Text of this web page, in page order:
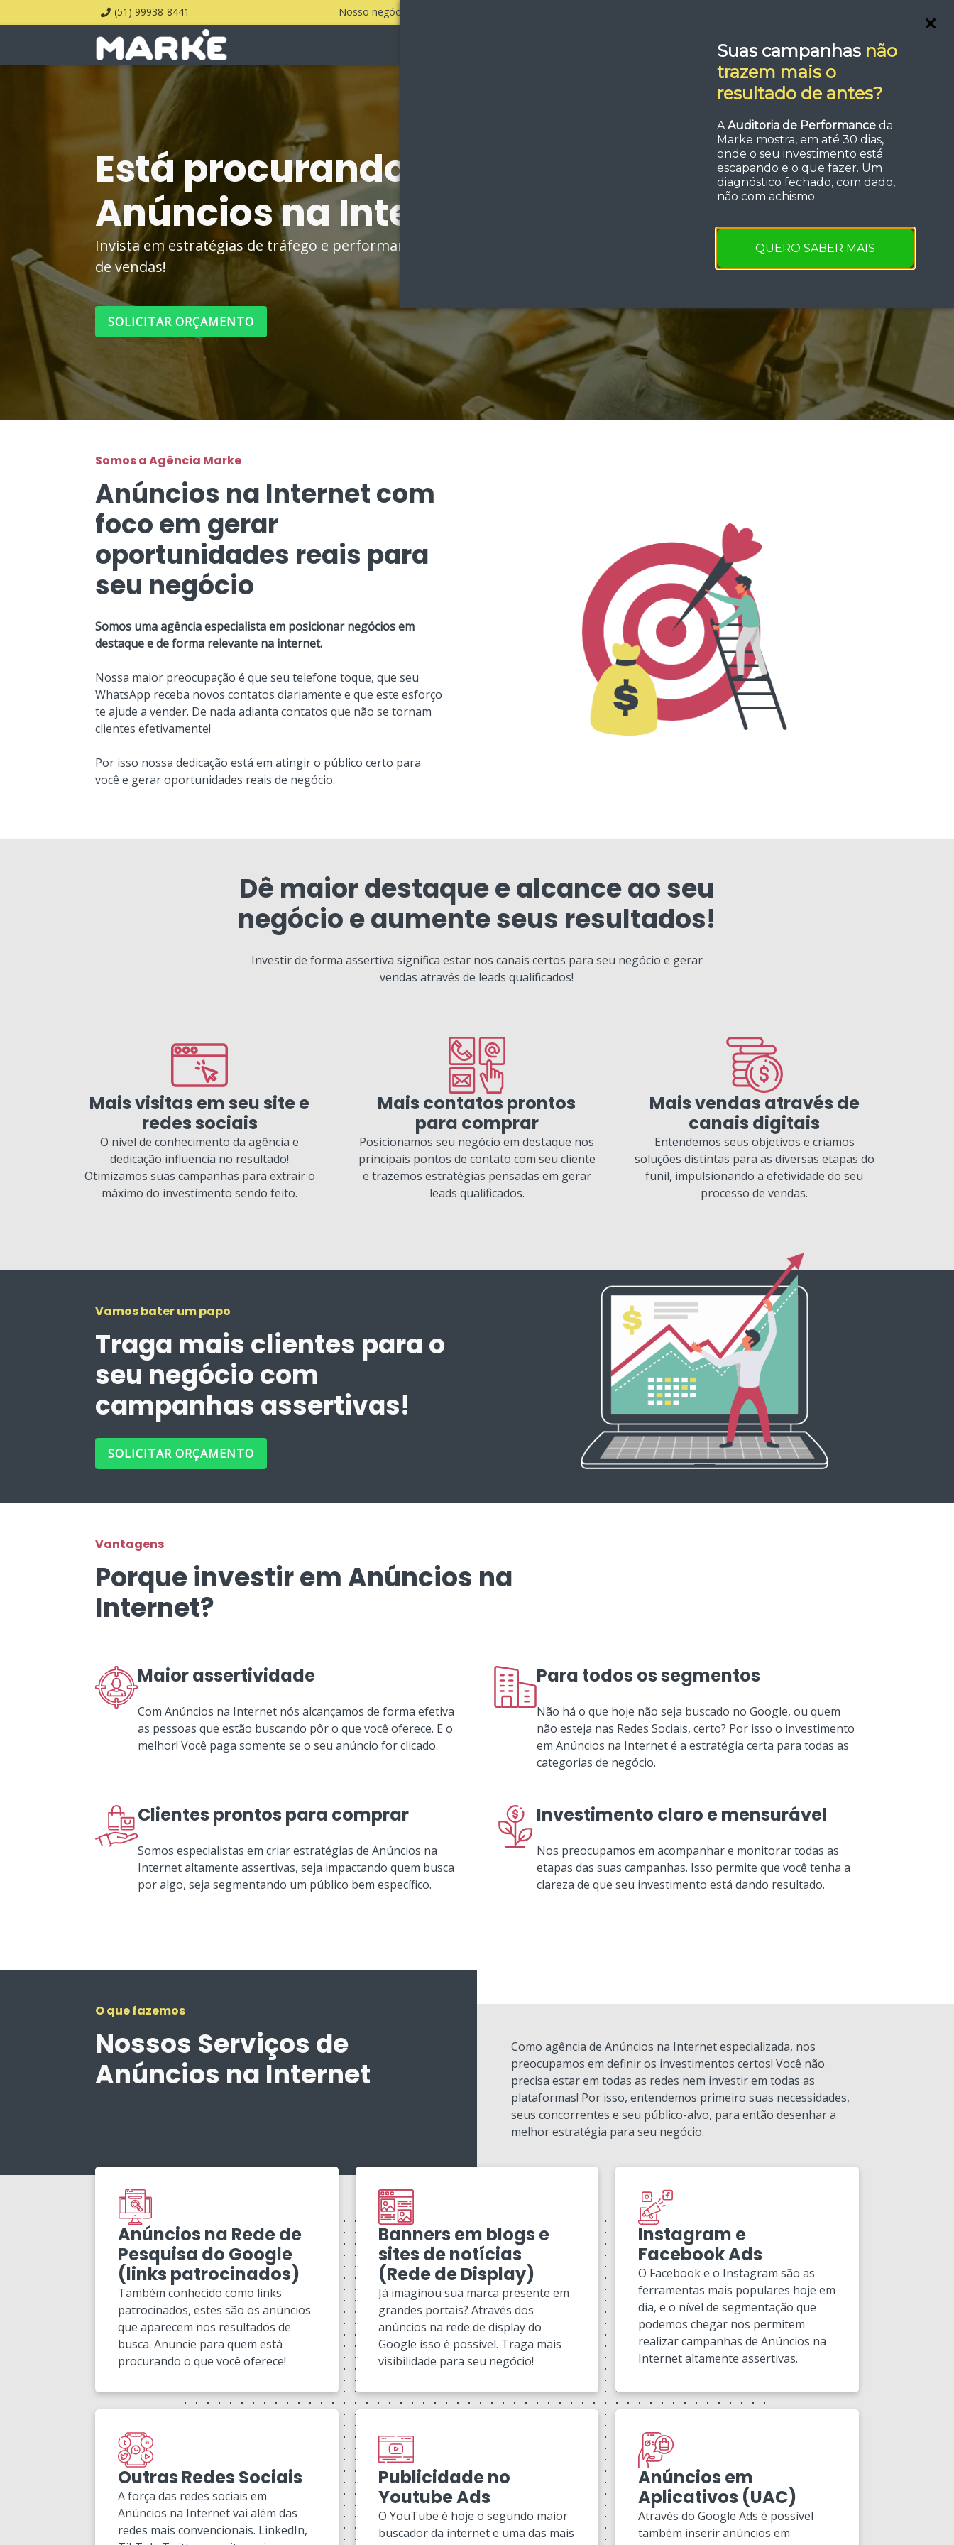
Suas campanhas não
trazem mais o
resultado de antes?
AAuditoria de Performance da
Marke mostra, em até 30 dias,
onde o seu investimento está
escapando e o que fazer. Um
diagnóstico fechado, com dado,
não com achismo.
QUERO SABER MAIS
(51) 99938-8441 Nosso negócio é fazer a sua empresa vender todos os dias!
FAQ Orçamento
Está procurando por Agência de
Anúncios na Internet em Toledo?
Invista em estratégias de tráfego e performance e aumente sua força
de vendas!
SOLICITAR ORÇAMENTO
Somos a Agência Marke
Anúncios na Internet com
foco em gerar
oportunidades reais para
seu negócio
Somos uma agência especialista em posicionar negócios em
destaque e de forma relevante na internet.
Nossa maior preocupação é que seu telefone toque, que seu
WhatsApp receba novos contatos diariamente e que este esforço
te ajude a vender. De nada adianta contatos que não se tornam
clientes efetivamente!
Por isso nossa dedicação está em atingir o público certo para
você e gerar oportunidades reais de negócio.
Dê maior destaque e alcance ao seu
negócio e aumente seus resultados!
Investir de forma assertiva significa estar nos canais certos para seu negócio e gerar
vendas através de leads qualificados!
Mais visitas em seu site e
redes sociais
O nível de conhecimento da agência e
dedicação influencia no resultado!
Otimizamos suas campanhas para extrair o
máximo do investimento sendo feito.
Mais contatos prontos
para comprar
Posicionamos seu negócio em destaque nos
principais pontos de contato com seu cliente
e trazemos estratégias pensadas em gerar
leads qualificados.
Mais vendas através de
canais digitais
Entendemos seus objetivos e criamos
soluções distintas para as diversas etapas do
funil, impulsionando a efetividade do seu
processo de vendas.
Vamos bater um papo
Traga mais clientes para o
seu negócio com
campanhas assertivas!
SOLICITAR ORÇAMENTO
Vantagens
Porque investir em Anúncios na
Internet?
Maior assertividade
Com Anúncios na Internet nós alcançamos de forma efetiva
as pessoas que estão buscando pôr o que você oferece. E o
melhor! Você paga somente se o seu anúncio for clicado.
Para todos os segmentos
Não há o que hoje não seja buscado no Google, ou quem
não esteja nas Redes Sociais, certo? Por isso o investimento
em Anúncios na Internet é a estratégia certa para todas as
categorias de negócio.
Clientes prontos para comprar
Somos especialistas em criar estratégias de Anúncios na
Internet altamente assertivas, seja impactando quem busca
por algo, seja segmentando um público bem específico.
Investimento claro e mensurável
Nos preocupamos em acompanhar e monitorar todas as
etapas das suas campanhas. Isso permite que você tenha a
clareza de que seu investimento está dando resultado.
O que fazemos
Nossos Serviços de
Anúncios na Internet
Como agência de Anúncios na Internet especializada, nos
preocupamos em definir os investimentos certos! Você não
precisa estar em todas as redes nem investir em todas as
plataformas! Por isso, entendemos primeiro suas necessidades,
seus concorrentes e seu público-alvo, para então desenhar a
melhor estratégia para seu negócio.
Anúncios na Rede de
Pesquisa do Google
(links patrocinados)
Também conhecido como links
patrocinados, estes são os anúncios
que aparecem nos resultados de
busca. Anuncie para quem está
procurando o que você oferece!
Banners em blogs e
sites de notícias
(Rede de Display)
Já imaginou sua marca presente em
grandes portais? Através dos
anúncios na rede de display do
Google isso é possível. Traga mais
visibilidade para seu negócio!
Instagram e
Facebook Ads
O Facebook e o Instagram são as
ferramentas mais populares hoje em
dia, e o nível de segmentação que
podemos chegar nos permitem
realizar campanhas de Anúncios na
Internet altamente assertivas.
Outras Redes Sociais
A força das redes sociais em
Anúncios na Internet vai além das
redes mais convencionais. LinkedIn,
Publicidade no
Youtube Ads
O YouTube é hoje o segundo maior
buscador da internet e uma das mais
Anúncios em
Aplicativos (UAC)
Através do Google Ads é possível
também inserir anúncios em